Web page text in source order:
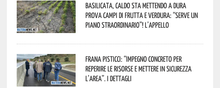
Basilicata, caldo sta mettendo a dura
prova campi di frutta e verdura: “Serve un
piano straordinario”! L’appello
Frana Pisticci: “Impegno concreto per
reperire le risorse e mettere in sicurezza
l’area”. I dettagli